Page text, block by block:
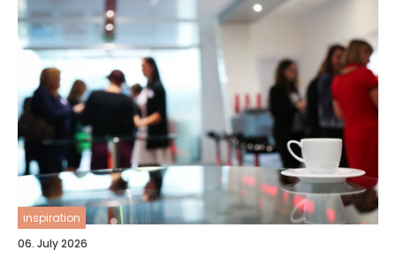
inspiration
06. July 2026